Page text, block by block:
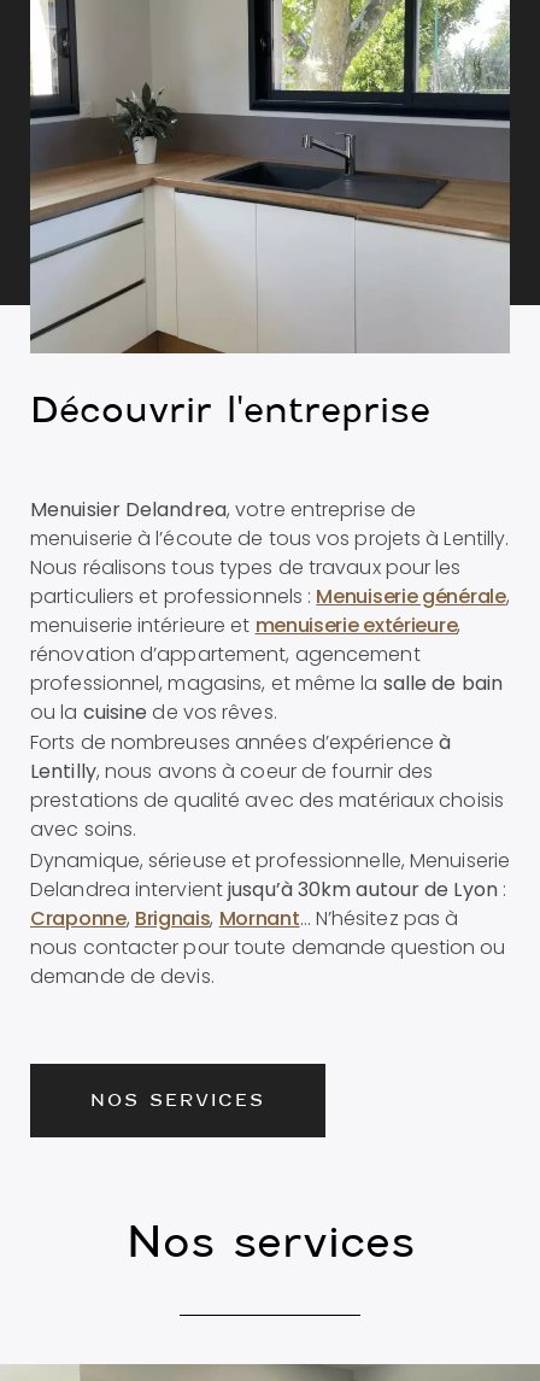
Découvrir l'entreprise
Menuisier Delandrea, votre entreprise de
menuiserie à l’écoute de tous vos projets à Lentilly.
Nous réalisons tous types de travaux pour les
particuliers et professionnels : Menuiserie générale,
menuiserie intérieure et menuiserie extérieure,
rénovation d’appartement, agencement
professionnel, magasins, et même la salle de bain
ou la cuisine de vos rêves.
Forts de nombreuses années d’expérience à
Lentilly, nous avons à coeur de fournir des
prestations de qualité avec des matériaux choisis
avec soins.
Dynamique, sérieuse et professionnelle, Menuiserie
Delandrea intervientjusqu’à 30km autour de Lyon:
Craponne, Brignais, Mornant… N’hésitez pas à
nous contacter pour toute demande question ou
demande de devis.
NOS SERVICES
Nos services